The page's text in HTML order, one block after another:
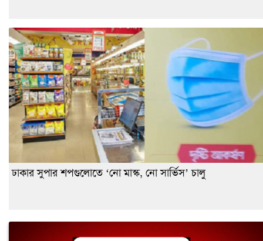
ঢাকার সুপার শপগুলোতে ‘নো মাস্ক, নো সার্ভিস’ চালু